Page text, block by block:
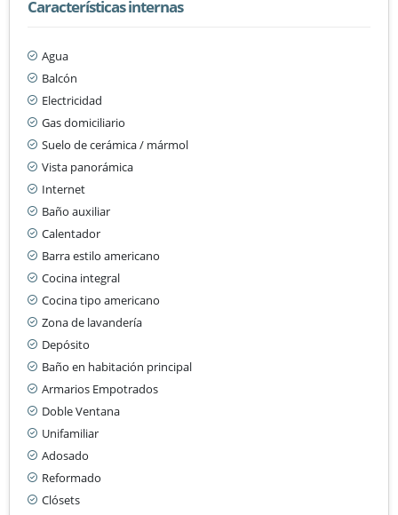
Características internas
Agua
Balcón
Electricidad
Gas domiciliario
Suelo de cerámica / mármol
Vista panorámica
Internet
Baño auxiliar
Calentador
Barra estilo americano
Cocina integral
Cocina tipo americano
Zona de lavandería
Depósito
Baño en habitación principal
Armarios Empotrados
Doble Ventana
Unifamiliar
Adosado
Reformado
Clósets